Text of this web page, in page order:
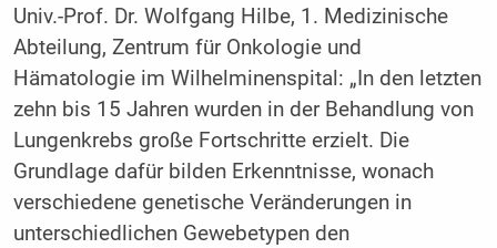
Univ.-Prof. Dr. Wolfgang Hilbe, 1. Medizinische
Abteilung, Zentrum für Onkologie und
Hämatologie im Wilhelminenspital: „In den letzten
zehn bis 15 Jahren wurden in der Behandlung von
Lungenkrebs große Fortschritte erzielt. Die
Grundlage dafür bilden Erkenntnisse, wonach
verschiedene genetische Veränderungen in
unterschiedlichen Gewebetypen den